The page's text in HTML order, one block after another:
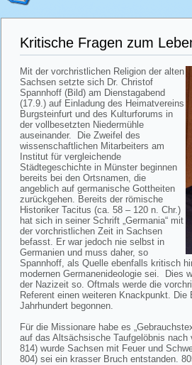
Kritische Fragen zum
Mit der vorchristlichen Religion der alten
Sachsen setzte sich Dr. Christof
Spannhoff (Bild) am Dienstagabend
(17.9.) auf Einladung des Heimatvereins
Burgsteinfurt und des Kulturforums in
der vollbesetzten Niedermühle
auseinander. Die Zweifel des
wissenschaftlichen Mitarbeiters am
Institut für vergleichende
Städtegeschichte in Münster beginnen
bereits bei den Ortsnamen, die
angeblich auf germanische Gottheiten
zurückgehen. Bereits der römische
Historiker Tacitus (ca. 58 – 120 n. Chr.)
hat sich in seiner Schrift „Germania“ mit
der vorchristlichen Zeit in Sachsen
befasst. Er war jedoch nie selbst in
Germanien und muss daher, so
Spannhoff, als Quelle ebenfalls kritisch
modernen Germanenideologie sei. Dies
der Nazizeit so. Oftmals werde die
Referent einen weiteren Knackpunkt. Die
Jahrhundert begonnen.
Für die Missionare habe es
auf das Altsächsische Taufgelöbnis nach
814) wurde Sachsen mit Feuer und
804) sei ein krasser Bruch entstanden.